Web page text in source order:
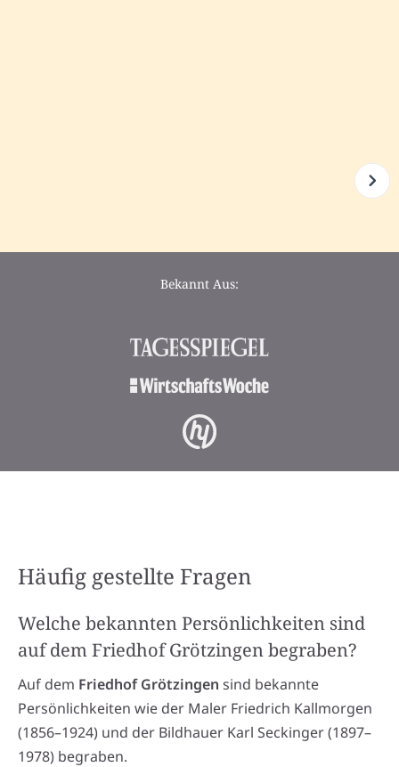
Bekannt Aus:
Häufig gestellte Fragen
Welche bekannten Persönlichkeiten sind
auf dem Friedhof Grötzingen begraben?
Auf dem Friedhof Grötzingen sind bekannte
Persönlichkeiten wie der Maler Friedrich Kallmorgen
(1856–1924) und der Bildhauer Karl Seckinger (1897–
1978) begraben.